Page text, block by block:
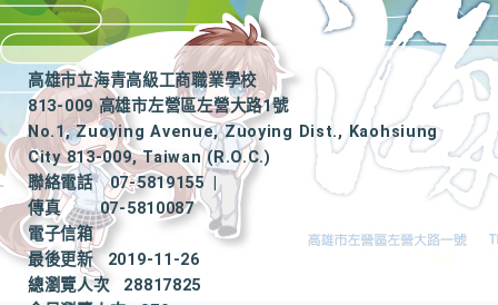
高雄市立海青高級工商職業學校
813-009 高雄市左營區左營大路1號
No.1, Zuoying Avenue, Zuoying Dist., Kaohsiung
City 813-009, Taiwan (R.O.C.)
聯絡電話
07-5819155
|
傳真
07-5810087
電子信箱
最後更新
2019-11-26
總瀏覽人次
28817825